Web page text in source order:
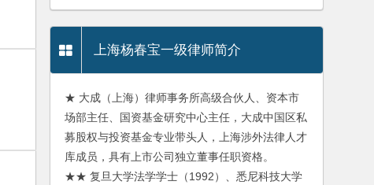
上海杨春宝一级律师简介
★ 大成（上海）律师事务所高级合伙人、资本市
场部主任、国资基金研究中心主任，大成中国区私
募股权与投资基金专业带头人，上海涉外法律人才
库成员，具有上市公司独立董事任职资格。
★★ 复旦大学法学学士（1992）、悉尼科技大学